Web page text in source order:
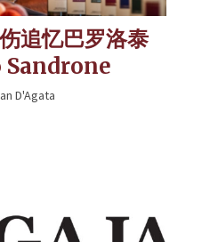
追忆巴罗洛泰
Sandrone
D'Agata